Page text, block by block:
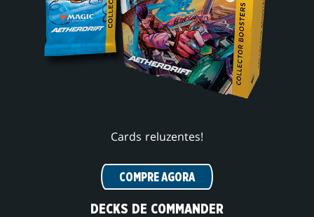
Cards reluzentes!
COMPRE AGORA
DECKS DE COMMANDER